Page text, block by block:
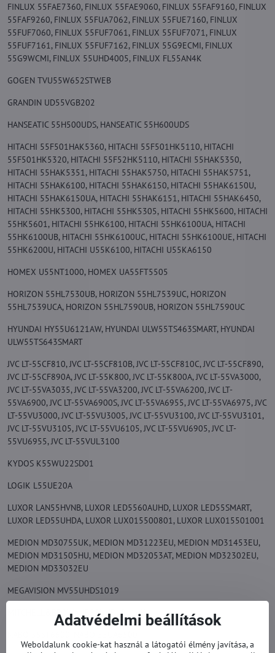
FINLUX 55FAE7360, FINLUX 55FAE9060, FINLUX 55FAF9160, FINLUX
55FAF9260, FINLUX 55FUA7062, FINLUX 55FUE7160, FINLUX
55FUF7060, FINLUX 55FUF7061, FINLUX 55FUF7071, FINLUX
55FUF7161, FINLUX 55FUF7162, FINLUX 55G9ECMI, FINLUX
55G9WCMI, FINLUX 55UHD4005, FINLUX FL55AN4K
GOGEN TVU55W652STWEB
GRANDIN UD55VGB202
HANSEATIC 55H500UDS, HANSEATIC 55H600UDS
HITACHI 55F501HAK5360, HITACHI 55F501HK5110, HITACHI
55F501HK5320, HITACHI 55F52HK5110, HITACHI 55HAK5350,
HITACHI 55HAK5351, HITACHI 55HAK5750, HITACHI 55HAK5751,
HITACHI 55HAK6100, HITACHI 55HAK6150, HITACHI 55HAK6150U,
HITACHI 55HAK6150UA, HITACHI 55HAK6151, HITACHI 55HAK6450,
HITACHI 55HK5300, HITACHI 55HK5305, HITACHI 55HK5600, HITACHI
55HK5601, HITACHI 55HK6100, HITACHI 55HK6100UA, HITACHI
55HK6100UB, HITACHI 55HK6100UC, HITACHI 55HK6100UE, HITACHI
55HK6200U, HITACHI U55K6100, HITACHI U55KA6150
HOMEX U55NT1000, HOMEX UA55FT5505
HORIZON 55HL7530UB, HORIZON 55HL7539UC, HORIZON
55HL7539UCA, HORIZON 55HL7590UB, HORIZON 55HL7590UC
HYUNDAI HY55U6121AW, HYUNDAI ULW55TS463SMART, HYUNDAI
ULW55TS643SMART
JVC LT-55CF810, JVC LT-55CF810B, JVC LT-55CF810C, JVC LT-55CF890,
JVC LT-55CF890A, JVC LT-55K800, JVC LT-55K800A, JVC LT-55VA3000,
JVC LT-55VA3035, JVC LT-55VA3200, JVC LT-55VA6200, JVC LT-
55VA6900, JVC LT-55VA6900S, JVC LT-55VA6955, JVC LT-55VA6975, JVC
LT-55VU3000, JVC LT-55VU3005, JVC LT-55VU3100, JVC LT-55VU3101,
JVC LT-55VU3105, JVC LT-55VU6105, JVC LT-55VU6905, JVC LT-
55VU6955, JVC LT-55VUL3100
KYDOS K55WU22SD01
LOGIK L55UE20A
LUXOR LAN55HVNB, LUXOR LED5560AUHD, LUXOR LED55SMART,
LUXOR LED55UHDA, LUXOR LUX015500801, LUXOR LUX015501001
MEDION MD30755UK, MEDION MD31223EU, MEDION MD31453EU,
MEDION MD31505HU, MEDION MD32053AT, MEDION MD32302EU,
MEDION MD33032EU
MEGAVISION MV55UHDS1019
MITCHELL&BROWN JB55UHD18114K
Adatvédelmi beállítások
Weboldalunk cookie-kat használ a látogatói élmény javítása, a